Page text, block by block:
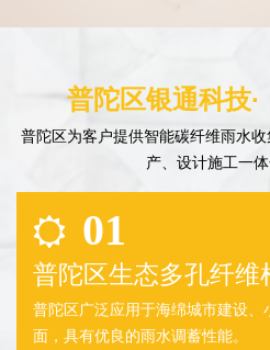
普陀区银通科技·
普陀区为客户提供智能碳纤维雨水
产、设计施工一
01
普陀区生态多孔纤维
普陀区广泛应用于海绵城市建设
面，具有优良的雨水调蓄性能。